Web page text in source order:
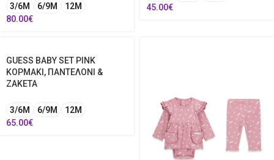
3/6M 6/9Μ
12Μ
80.00€
45.00€
GUESS BABY SET PINK
ΚΟΡΜΑΚΙ, ΠΑΝΤΕΛΟΝΙ &
ΖΑΚΕΤΑ
3/6M 6/9Μ
12Μ
65.00€